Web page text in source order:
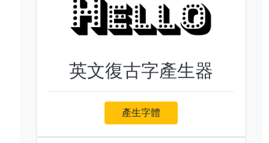
英文復古字產生器
產生字體